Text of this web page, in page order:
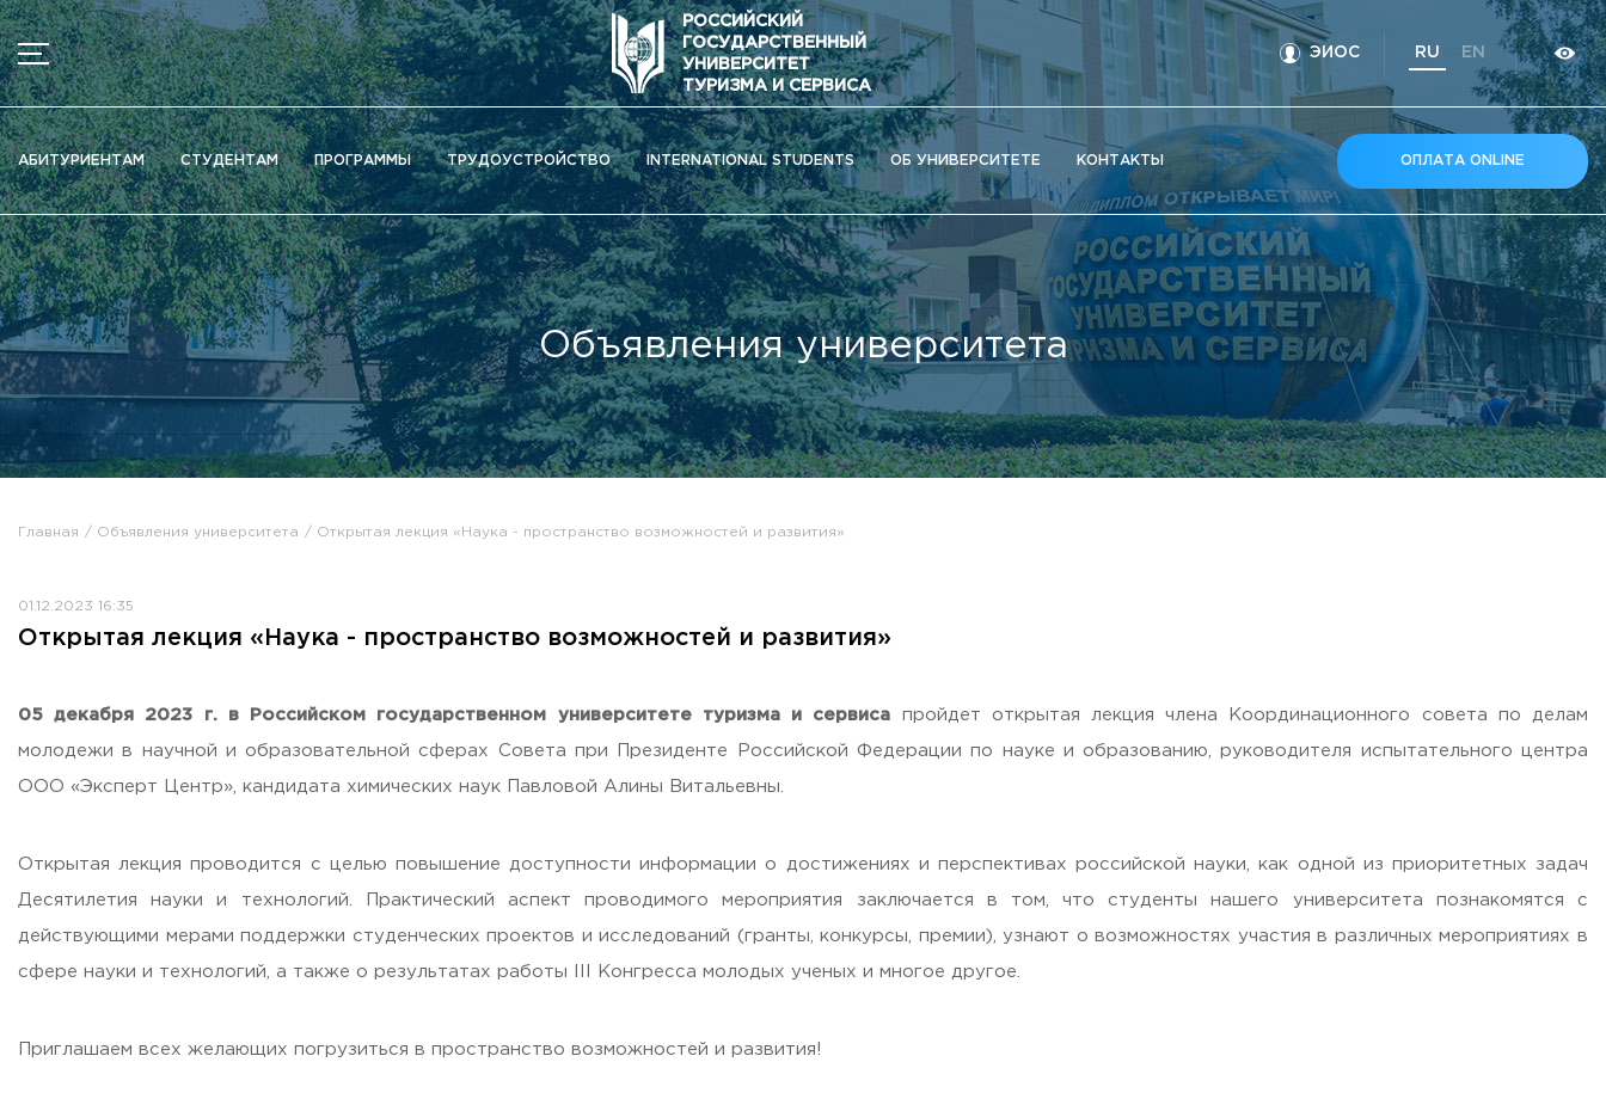
РОССИЙСКИЙ
ГОСУДАРСТВЕННЫЙ
УНИВЕРСИТЕТ
ТУРИЗМА И СЕРВИСА
ЭИОС RU EN
АБИТУРИЕНТАМ СТУДЕНТАМ ПРОГРАММЫ ТРУДОУСТРОЙСТВО INTERNATIONAL STUDENTS ОБ УНИВЕРСИТЕТЕ КOНТАКТЫ ОПЛАТА ONLINE
МЕНЮ
Новости
Объявления
Документы
Сведения об образовательной организации
Официально о приёме
Научная деятельность
Высшие школы / Институты / Департаменты
Дополнительное образование
Федеральный ресурсный центр
Вакантные места для приема (перевода)
Жилищно-коммунальное хозяйство
Визово-регистрационное сопровождение иностранных граждан
Партнерские проекты
Олимпиады
Политика доступа, авторских прав и лицензирования
Фирменный стиль
I Международный туристско-образовательный конгресс «Гостеприимная Россия»
Молодежный фестиваль культурного туризма «КульTURа»
Антимонопольный комплаенс
Объявления университета
Главная Объявления университета Открытая лекция «Наука - пространство возможностей и развития»
01.12.2023 16:35
Открытая лекция «Наука - пространство возможностей и развития»
05 декабря 2023 г. в Российском государственном университете туризма и сервиса пройдет открытая лекция члена Координационного совета по делам
молодежи в научной и образовательной сферах Совета при Президенте Российской Федерации по науке и образованию, руководителя испытательного центра
ООО «Эксперт Центр», кандидата химических наук Павловой Алины Витальевны.
Открытая лекция проводится с целью повышение доступности информации о достижениях и перспективах российской науки, как одной из приоритетных задач
Десятилетия науки и технологий. Практический аспект проводимого мероприятия заключается в том, что студенты нашего университета познакомятся с
действующими мерами поддержки студенческих проектов и исследований (гранты, конкурсы, премии), узнают о возможностях участия в различных мероприятиях в
сфере науки и технологий, а также о результатах работы III Конгресса молодых ученых и многое другое.
Приглашаем всех желающих погрузиться в пространство возможностей и развития!